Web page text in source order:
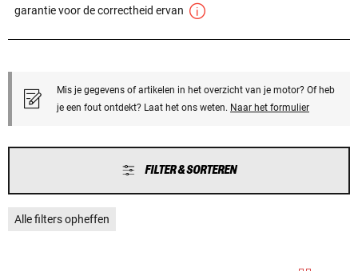
garantie voor de correctheid ervan
Mis je gegevens of artikelen in het overzicht van je motor? Of heb
je een fout ontdekt? Laat het ons weten. Naar het formulier
FILTER & SORTEREN
Alle filters opheffen